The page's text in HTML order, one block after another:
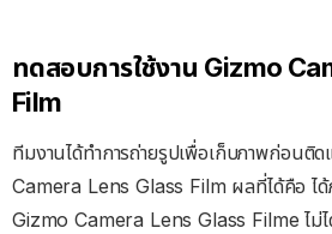
ทดสอบการใช้งาน Gizmo
Film
ทีมงานได้ทำการถ่ายรูปเพื่อเก็บภาพก่อนติ
Camera Lens Glass Film ผลที่ได้คือ ได้
Gizmo Camera Lens Glass Filme ไม่